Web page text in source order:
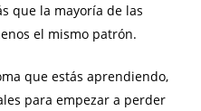
que la mayoría de las
el mismo patrón.
que estás aprendiendo,
para empezar a perder